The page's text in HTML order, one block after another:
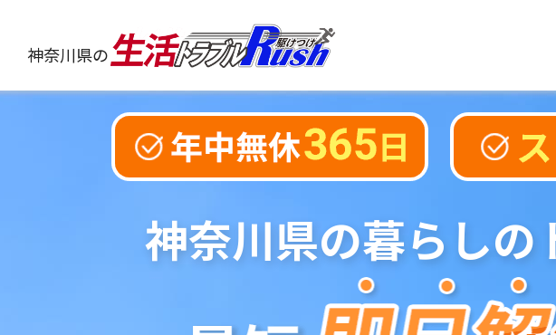
神奈川県の
神奈川県の暮らしの